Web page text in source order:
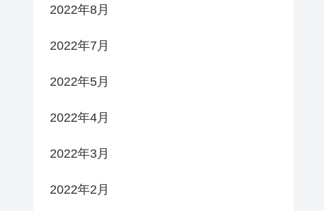
2022年8月
2022年7月
2022年5月
2022年4月
2022年3月
2022年2月